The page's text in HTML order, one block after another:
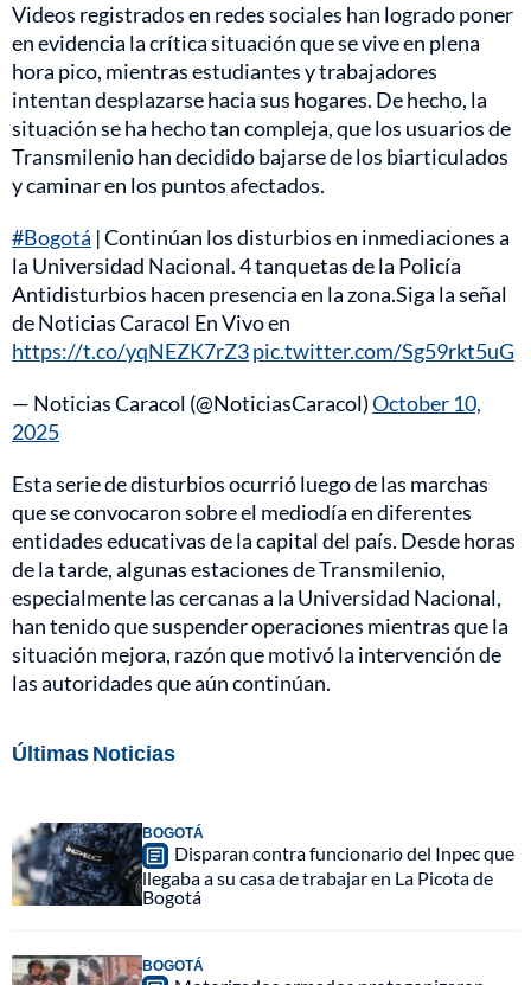
Videos registrados en redes sociales han logrado poner
en evidencia la crítica situación que se vive en plena
hora pico, mientras estudiantes y trabajadores
intentan desplazarse hacia sus hogares. De hecho, la
situación se ha hecho tan compleja, que los usuarios de
Transmilenio han decidido bajarse de los biarticulados
y caminar en los puntos afectados.
#Bogotá | Continúan los disturbios en inmediaciones a
la Universidad Nacional. 4 tanquetas de la Policía
Antidisturbios hacen presencia en la zona.Siga la señal
de Noticias Caracol En Vivo en
https://t.co/yqNEZK7rZ3pic.twitter.com/Sg59rkt5uG
— Noticias Caracol (@NoticiasCaracol)October 10,
2025
Esta serie de disturbios ocurrió luego de las marchas
que se convocaron sobre el mediodía en diferentes
entidades educativas de la capital del país. Desde horas
de la tarde, algunas estaciones de Transmilenio,
especialmente las cercanas a la Universidad Nacional,
han tenido que suspender operaciones mientras que la
situación mejora, razón que motivó la intervención de
las autoridades que aún continúan.
Últimas Noticias
BOGOTÁ
Disparan contra funcionario del Inpec que
llegaba a su casa de trabajar en La Picota de
Bogotá
BOGOTÁ